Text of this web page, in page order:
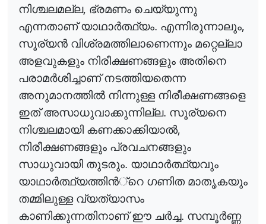
നിശ്ചലമല്ല, ഭ്രമണം ചെയ്യുന്നു
എന്നതാണ് യാഥാർത്ഥ്യം. എന്നിരുന്നാലും,
സൂര്യൻ വിശ്രമത്തിലാണെന്നും മറ്റെല്ലാ
അളവുകളും നിരീക്ഷണങ്ങളും അതിനെ
പരാമർശിച്ചാണ്നടത്തിയതെന്ന
അനുമാനത്തിൽനിന്നുള്ള നിരീക്ഷണങ്ങളെ
ഇത് അസാധുവാക്കുന്നില്ല. സൂര്യനെ
നിശ്ചലമായി കണക്കാക്കിയാൽ,
നിരീക്ഷണങ്ങളും പ്രവചനങ്ങളും
സാധുവായി തുടരും. യാഥാർത്ഥ്യവും
യാഥാർത്ഥ്യത്തിൻ്റെ ഗണിത മാതൃകയും
തമ്മിലുള്ള വ്യത്യാസം
കാണിക്കുന്നതിനാണ് ഈ ചർച്ച. സമ്പൂർണ്ണ